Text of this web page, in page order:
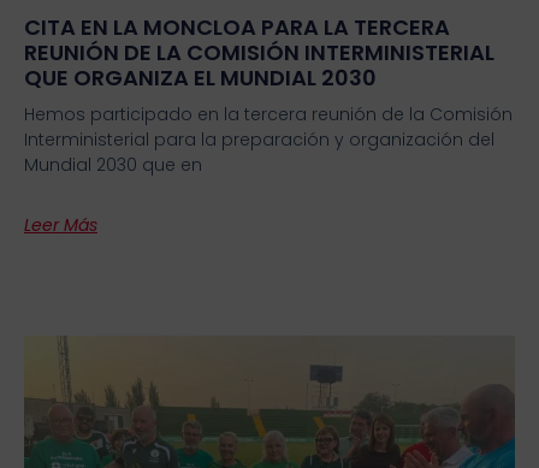
CITA EN LA MONCLOA PARA LA TERCERA
REUNIÓN DE LA COMISIÓN INTERMINISTERIAL
QUE ORGANIZA EL MUNDIAL 2030
Hemos participado en la tercera reunión de la Comisión
Interministerial para la preparación y organización del
Mundial 2030 que en
Leer Más